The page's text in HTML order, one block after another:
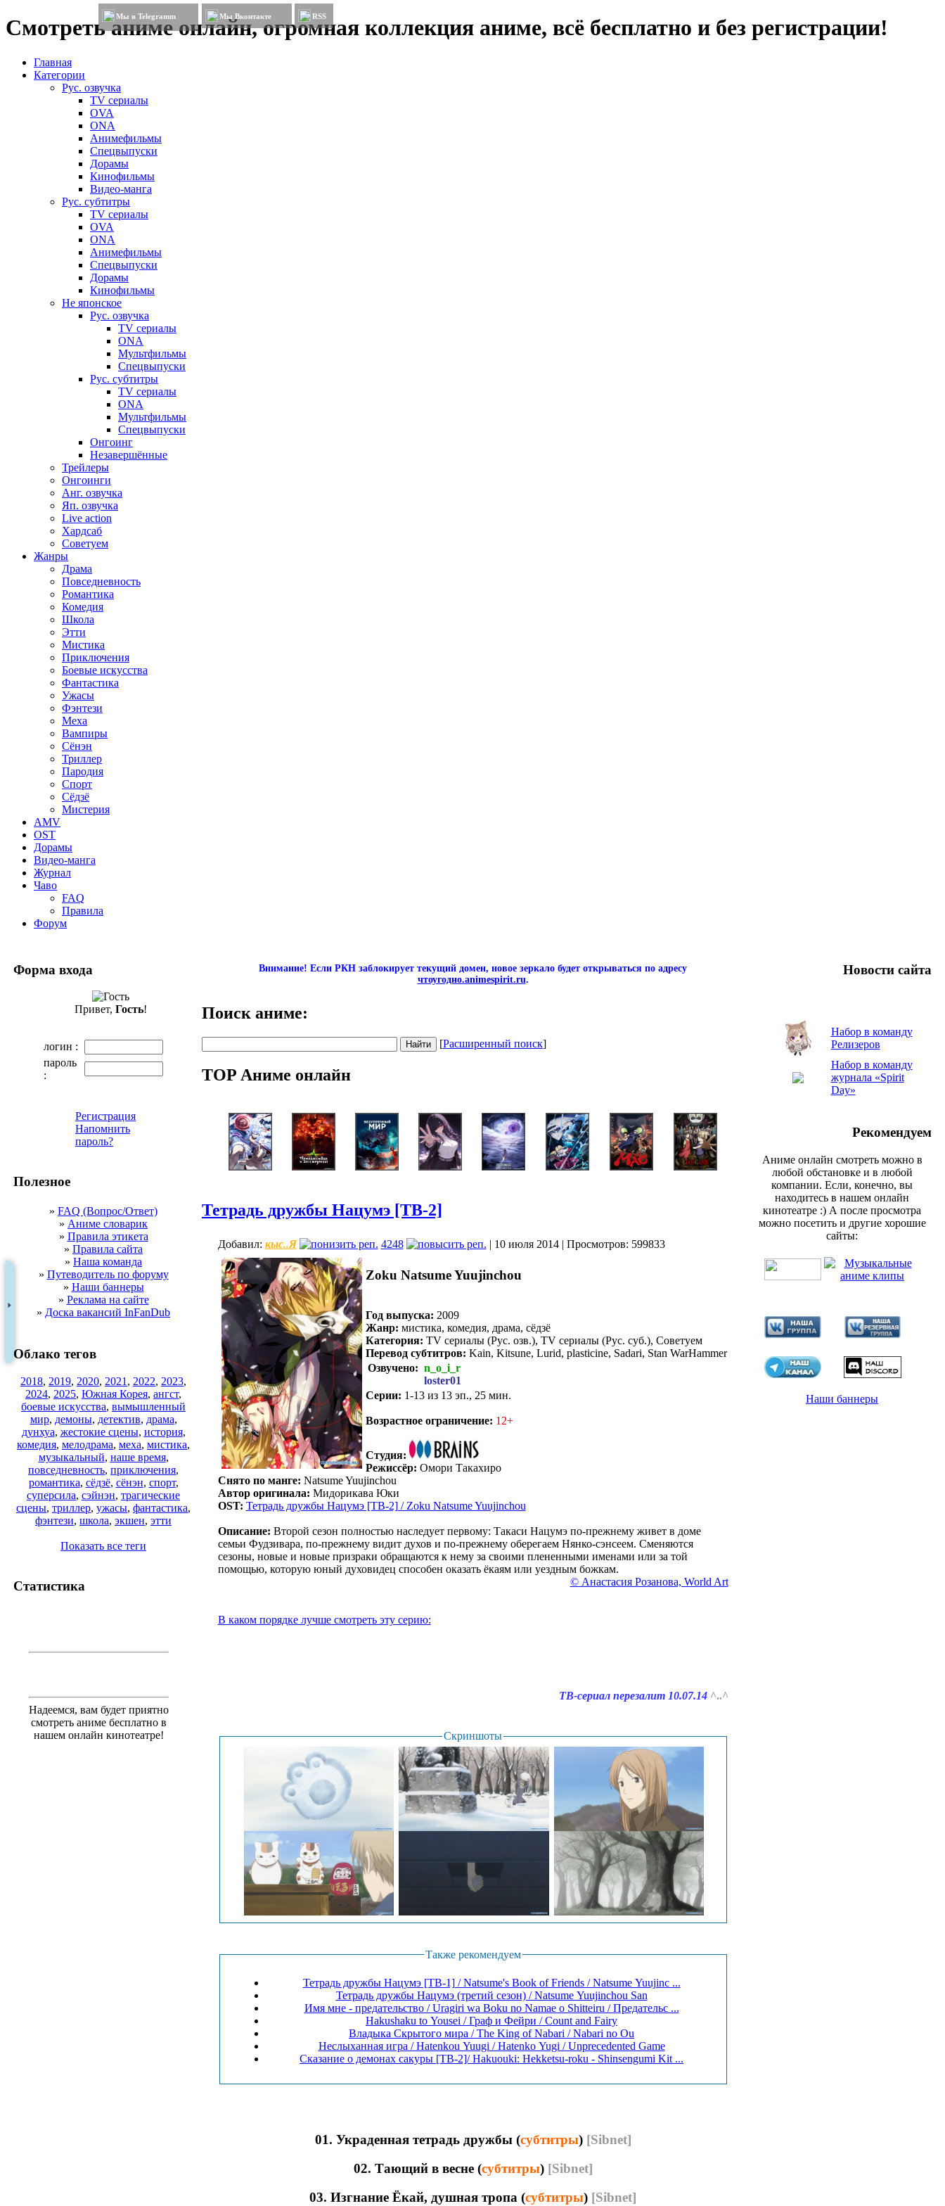
Смотреть аниме онлайн, огромная коллекция аниме, всё бесплатно и без регистрации!
Мы в Telegramm Мы Вконтакте RSS
Главная
Категории
Рус. озвучка
TV сериалы
OVA
ONA
Анимефильмы
Спецвыпуски
Дорамы
Кинофильмы
Видео-манга
Рус. субтитры
TV сериалы
OVA
ONA
Анимефильмы
Спецвыпуски
Дорамы
Кинофильмы
Не японское
Рус. озвучка
TV сериалы
ONA
Мультфильмы
Спецвыпуски
Рус. субтитры
TV сериалы
ONA
Мультфильмы
Спецвыпуски
Онгоинг
Незавершённые
Трейлеры
Онгоинги
Анг. озвучка
Яп. озвучка
Live action
Хардсаб
Советуем
Жанры
Драма
Повседневность
Романтика
Комедия
Школа
Этти
Мистика
Приключения
Боевые искусства
Фантастика
Ужасы
Фэнтези
Меха
Вампиры
Сёнэн
Триллер
Пародия
Спорт
Сёдзё
Мистерия
AMV
OST
Дорамы
Видео-манга
Журнал
Чаво
FAQ
Правила
Форум
Форма входа
Привет, Гость!
логин :
пароль
:
Регистрация
Напомнить
пароль?
Полезное
» FAQ (Вопрос/Ответ)
» Аниме словарик
» Правила этикета
» Правила сайта
» Наша команда
» Путеводитель по форуму
» Наши баннеры
» Реклама на сайте
» Доска вакансий InFanDub
Облако тегов
2018, 2019, 2020, 2021 , 2022, 2023,
2024, 2025, Южная Корея, ангст,
боевые искусства, вымышленный
мир, демоны, детектив, драма,
дунхуа, жестокие сцены, история,
комедия, мелодрама, меха, мистика,
музыкальный, наше время,
повседневность, приключения,
романтика, сёдзё, сёнэн, спорт,
суперсила, сэйнэн, трагические
сцены, триллер, ужасы, фантастика,
фэнтези, школа, экшен, этти
Показать все теги
Статистика
Надеемся, вам будет приятно
смотреть аниме бесплатно в
нашем онлайн кинотеатре!
Внимание! Если РКН заблокирует текущий домен, новое зеркало будет открываться по адресу
чтоугодно.animespirit.ru.
Поиск аниме:
[Расширенный поиск]
TOP Аниме онлайн
Тетрадь дружбы Нацумэ [ТВ-2]
Добавил: кыс..Я 4248 | 10 июля 2014 | Просмотров: 599833
Zoku Natsume Yuujinchou
Год выпуска: 2009
Жанр: мистика, комедия, драма, сёдзё
Категория: TV сериалы (Рус. озв.), TV сериалы (Рус. суб.), Советуем
Перевод субтитров: Kain, Kitsune, Lurid, plasticine, Sadari, Stan WarHammer
Озвучено: n_o_i_r
loster01
Серии: 1-13 из 13 эп., 25 мин.
Возрастное ограничение: 12+
Студия:
Режиссёр: Омори Такахиро
Снято по манге: Natsume Yuujinchou
Автор оригинала: Мидорикава Юки
OST: Тетрадь дружбы Нацумэ [ТВ-2] / Zoku Natsume Yuujinchou
Описание: Второй сезон полностью наследует первому: Такаси Нацумэ по-прежнему живет в доме
семьи Фудзивара, по-прежнему видит духов и по-прежнему оберегаем Нянко-сэнсеем. Сменяются
сезоны, новые и новые призраки обращаются к нему за своими плененными именами или за той
помощью, которую юный духовидец способен оказать ёкаям или уездным божкам.
© Анастасия Розанова, World Art
В каком порядке лучше смотреть эту серию:
ТВ-сериал перезалит 10.07.14 ^..^
Скриншоты
Также рекомендуем
Тетрадь дружбы Нацумэ [ТВ-1] / Natsume's Book of Friends / Natsume Yuujinc ...
Тетрадь дружбы Нацумэ (третий сезон) / Natsume Yuujinchou San
Имя мне - предательство / Uragiri wa Boku no Namae o Shitteiru / Предательс ...
Hakushaku to Yousei / Граф и Фейри / Count and Fairy
Владыка Скрытого мира / The King of Nabari / Nabari no Ou
Неслыханная игра / Hatenkou Yuugi / Hatenko Yugi / Unprecedented Game
Сказание о демонах сакуры [ТВ-2]/ Hakuouki: Hekketsu-roku - Shinsengumi Kit ...
01. Украденная тетрадь дружбы (субтитры) [Sibnet]
02. Тающий в весне (субтитры) [Sibnet]
03. Изгнание Ёкай, душная тропа (субтитры) [Sibnet]
Новости сайта
Набор в команду
Релизеров
Набор в команду
журнала «Spirit
Day»
Рекомендуем
Аниме онлайн смотреть можно в
любой обстановке и в любой
компании. Если, конечно, вы
находитесь в нашем онлайн
кинотеатре :) А после просмотра
можно посетить и другие хорошие
сайты:
Наши баннеры